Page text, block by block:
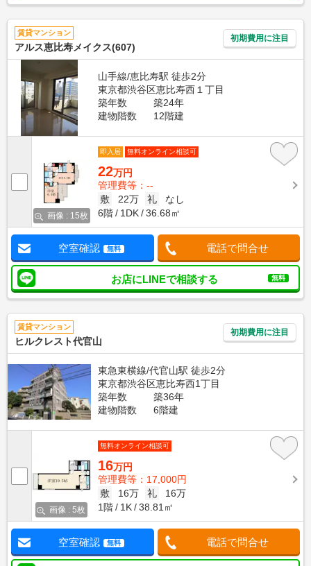
賃貸マンション
アルス恵比寿メイクス(607)
初期費用に注目
山手線/恵比寿駅 徒歩2分
東京都渋谷区恵比寿西１丁目
築年数
築24年
建物階数
12階建
画像 : 15枚
即入居 無料オンライン相談可
22万円
管理費等：--
敷
22万 礼
なし
6階
1DK 36.68㎡
空室確認 無料 電話で問合せ
お店にLINEで相談する 無料
賃貸マンション
ヒルクレスト代官山
初期費用に注目
東急東横線/代官山駅 徒歩2分
東京都渋谷区恵比寿西1丁目
築年数
築36年
建物階数
6階建
画像 : 5枚
無料オンライン相談可
16万円
管理費等：17,000円
敷
16万 礼
16万
1階
1K 38.81㎡
空室確認 無料 電話で問合せ